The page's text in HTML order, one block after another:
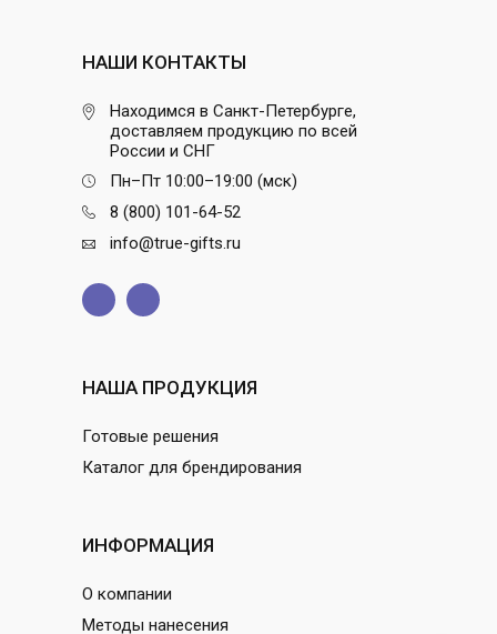
НАША ПРОДУКЦИЯ
Готовые решения
Каталог для брендирования
ИНФОРМАЦИЯ
О компании
Методы нанесения
НАШИ КОНТАКТЫ
Находимся в Санкт-Петербурге,
доставляем продукцию по всей
России и СНГ
Пн–Пт 10:00–19:00 (мск)
8 (800) 101-64-52
info@true-gifts.ru